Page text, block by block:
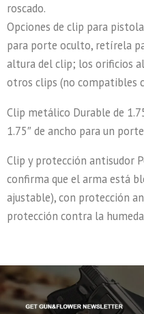
roscado.
Opciones de clip para
para porte oculto, retírela
altura del clip; los orificios
otros clips (no compatibles
Clip metálico Durable de
1.75″ de ancho para un
Clip y protección antisudor
confirma que el arma está
ajustable), con protección
protección contra la